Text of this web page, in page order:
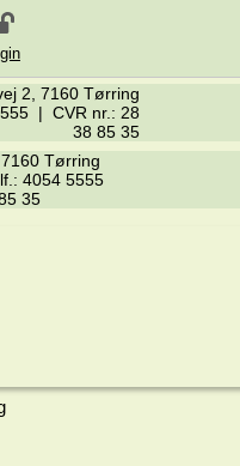
2, 7160 Tørring
| CVR nr.: 28
38 85 35
Tørring
4054 5555
35